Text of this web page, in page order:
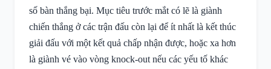
số bàn thắng bại. Mục tiêu trước mắt có lẽ là giành
chiến thắng ở các trận đấu còn lại để ít nhất là kết thúc
giải đấu với một kết quả chấp nhận được, hoặc xa hơn
là giành vé vào vòng knock-out nếu các yếu tố khác